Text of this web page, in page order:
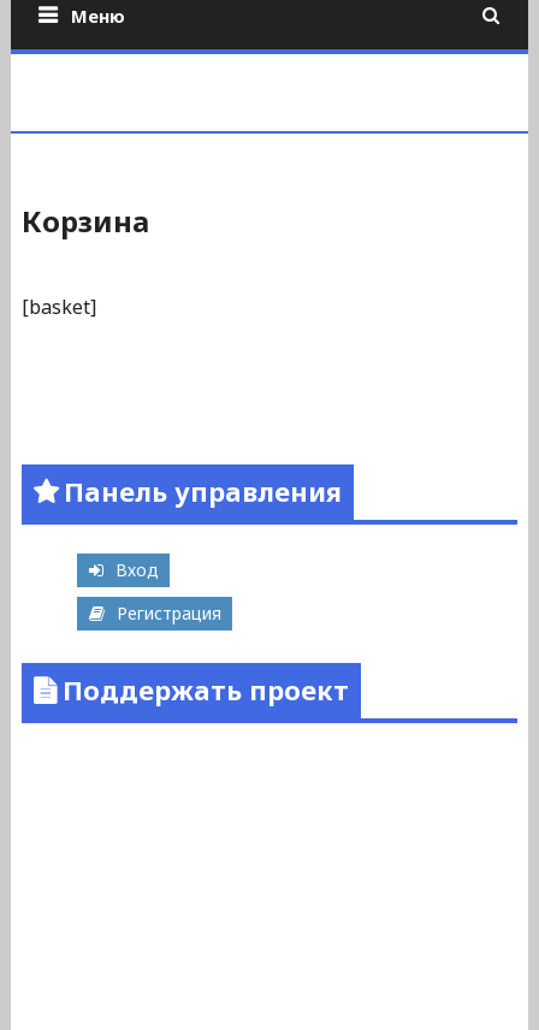
Меню
Корзина
[basket]
Панель управления
Вход
Регистрация
Поддержать проект